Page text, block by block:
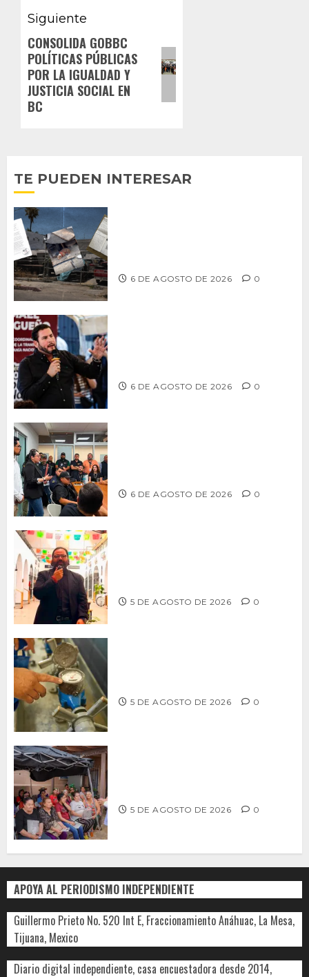
Siguiente
Siguiente
entrada:
CONSOLIDA GOBBC
POLÍTICAS PÚBLICAS
POR LA IGUALDAD Y
JUSTICIA SOCIAL EN
BC
TE PUEDEN INTERESAR
6 DE AGOSTO DE 2026 0
6 DE AGOSTO DE 2026 0
6 DE AGOSTO DE 2026 0
5 DE AGOSTO DE 2026 0
5 DE AGOSTO DE 2026 0
5 DE AGOSTO DE 2026 0
APOYA AL PERIODISMO INDEPENDIENTE
Guillermo Prieto No. 520 Int E, Fraccionamiento Anáhuac, La Mesa,
Tijuana, Mexico
Diario digital independiente, casa encuestadora desde 2014,